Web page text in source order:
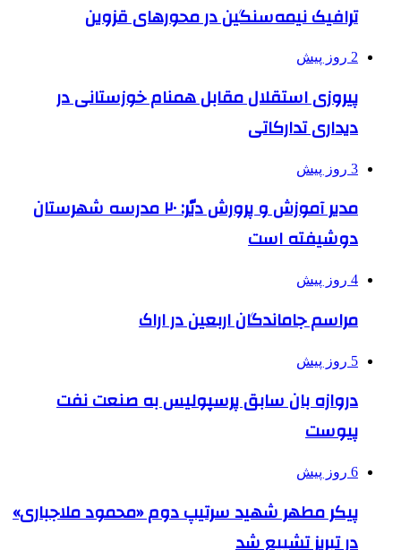
ترافیک نیمه‌سنگین در محورهای قزوین
2 روز پیش
پیروزی استقلال مقابل همنام خوزستانی در
دیداری تدارکاتی
3 روز پیش
مدیر آموزش و پرورش دیّر: ۲۰ مدرسه شهرستان
دوشیفته است
4 روز پیش
مراسم جاماندگان اربعین در اراک
5 روز پیش
دروازه بان سابق پرسپولیس به صنعت نفت
پیوست
6 روز پیش
پیکر مطهر شهید سرتیپ دوم «محمود ملاجباری»
در تبریز تشییع شد